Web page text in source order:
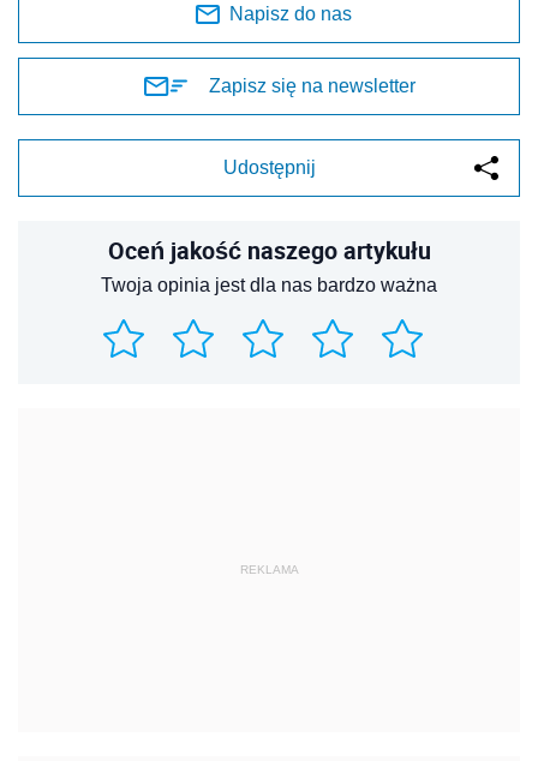
Napisz do nas
Zapisz się na newsletter
Udostępnij
Oceń jakość naszego artykułu
Twoja opinia jest dla nas bardzo ważna
REKLAMA